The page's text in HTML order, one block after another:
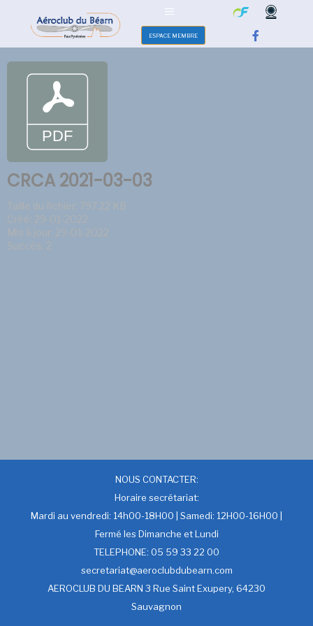
ESPACE MEMBRE
CRCA 2021-03-03
Taille du fichier: 797.22 KB
Créé: 29-01-2022
Mis à jour: 29-01-2022
Succès: 2
NOUS CONTACTER:
Horaire secrétariat:
Mardi au vendredi: 14h00-18H00 | Samedi: 12H00-16H00 |
Fermé les Dimanche et Lundi
TELEPHONE: 05 59 33 22 00
secretariat@aeroclubdubearn.com
AEROCLUB DU BEARN 3 Rue Saint Exupery, 64230
Sauvagnon